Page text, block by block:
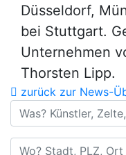
Düsseldorf,
bei Stuttgart.
Unternehmen
Thorsten Lipp.
zurück zur News-
Was? Künstler, Zelte,
Wo? Stadt, PLZ, Ort